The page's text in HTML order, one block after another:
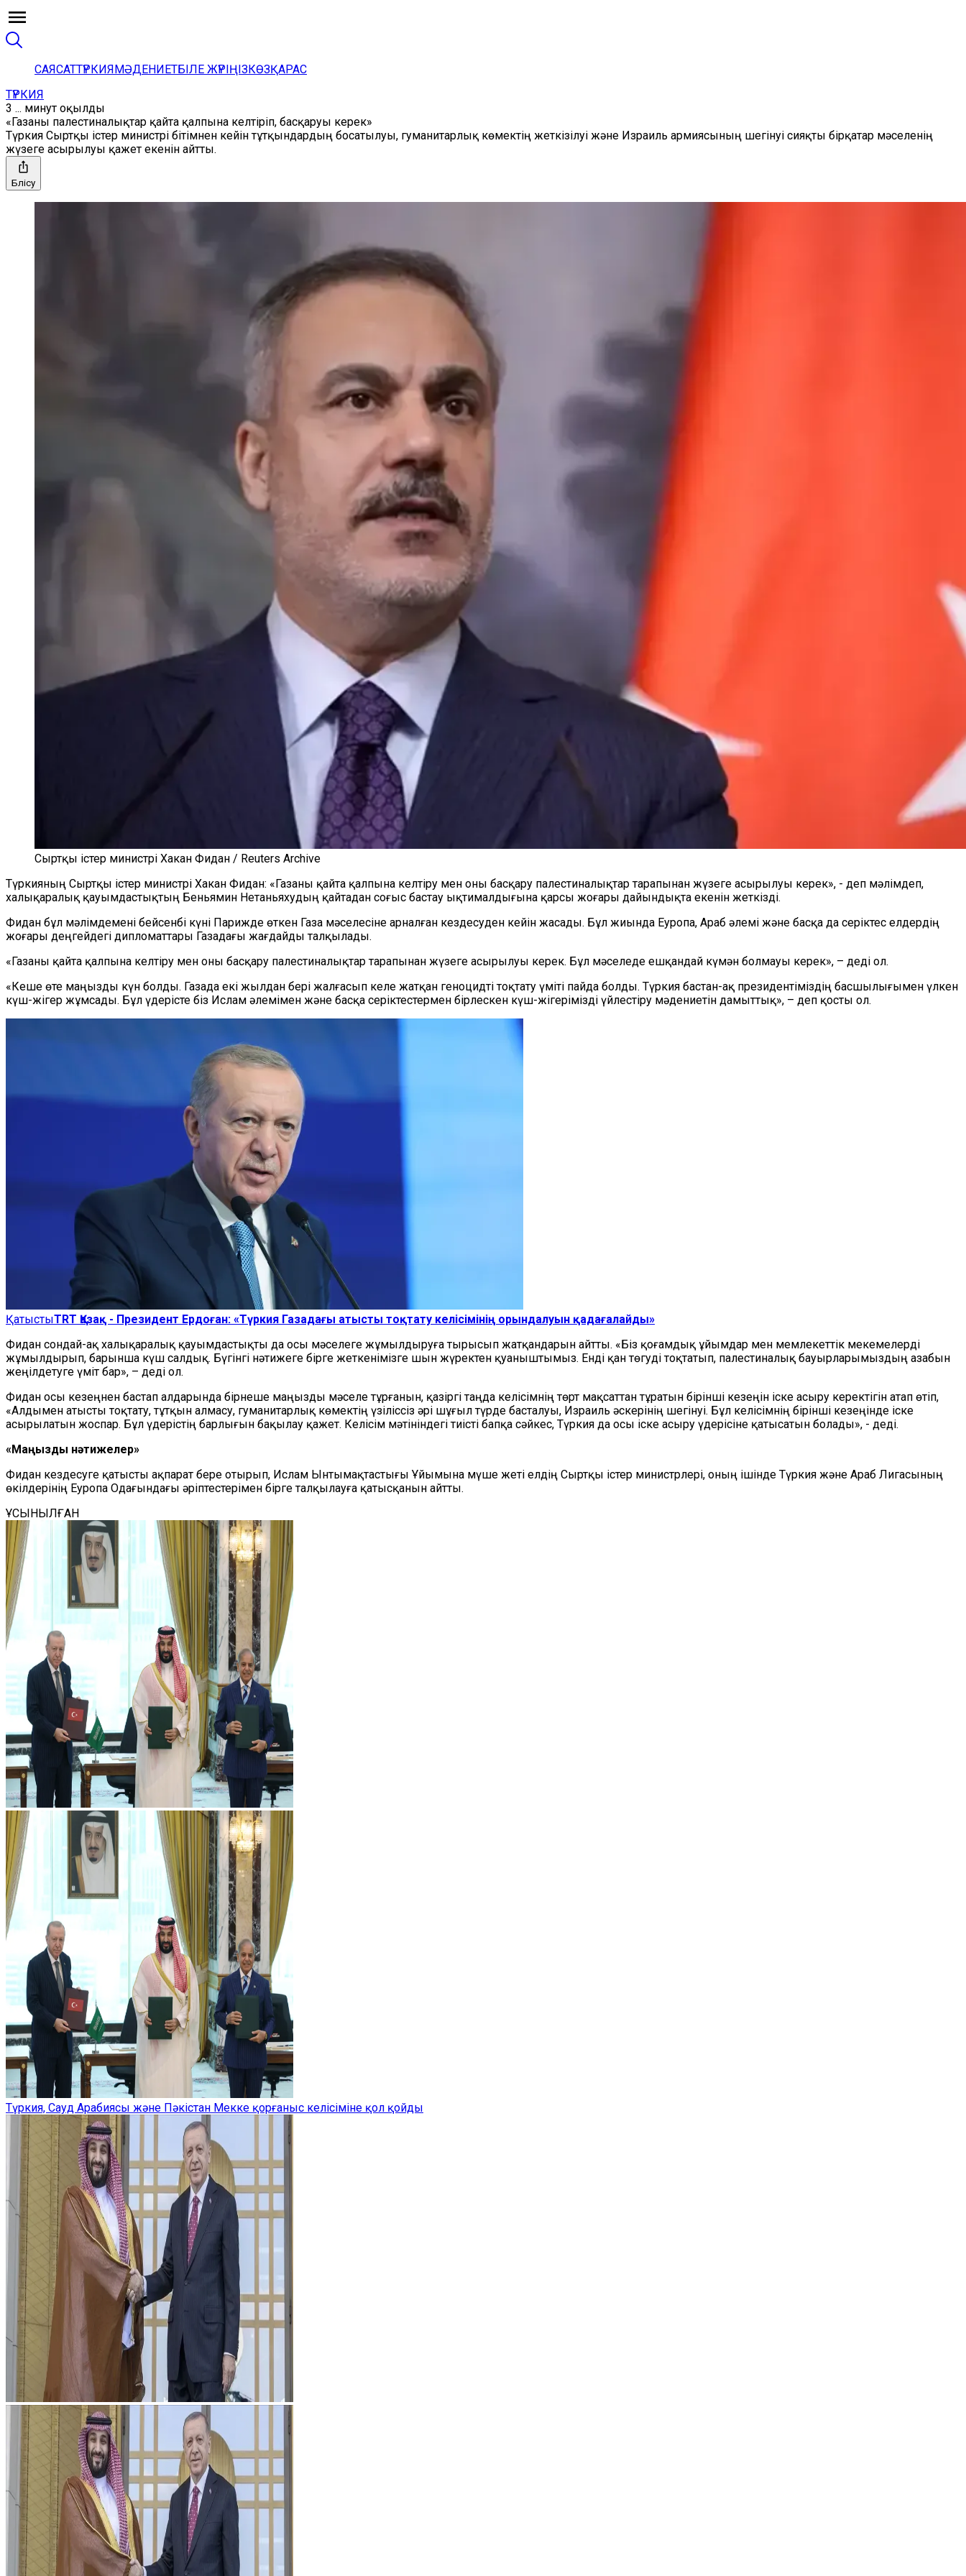
САЯСАТТҮРКИЯМӘДЕНИЕТБІЛЕ ЖҮРІҢІЗКӨЗҚАРАС
ТҮРКИЯ
3 ... минут оқылды
«Газаны палестиналықтар қайта қалпына келтіріп, басқаруы керек»
Түркия Сыртқы істер министрі бітімнен кейін тұтқындардың босатылуы, гуманитарлық көмектің жеткізілуі және Израиль армиясының шегінуі сияқты бірқатар мәселенің
жүзеге асырылуы қажет екенін айтты.
Бөлісу
Сыртқы істер министрі Хакан Фидан / Reuters Archive
Түркияның Сыртқы істер министрі Хакан Фидан: «Газаны қайта қалпына келтіру мен оны басқару палестиналықтар тарапынан жүзеге асырылуы керек», - деп мәлімдеп,
халықаралық қауымдастықтың Беньямин Нетаньяхудың қайтадан соғыс бастау ықтималдығына қарсы жоғары дайындықта екенін жеткізді.
Фидан бұл мәлімдемені бейсенбі күні Парижде өткен Газа мәселесіне арналған кездесуден кейін жасады. Бұл жиында Еуропа, Араб әлемі және басқа да серіктес елдердің
жоғары деңгейдегі дипломаттары Газадағы жағдайды талқылады.
«Газаны қайта қалпына келтіру мен оны басқару палестиналықтар тарапынан жүзеге асырылуы керек. Бұл мәселеде ешқандай күмән болмауы керек», – деді ол.
«Кеше өте маңызды күн болды. Газада екі жылдан бері жалғасып келе жатқан геноцидті тоқтату үміті пайда болды. Түркия бастан-ақ президентіміздің басшылығымен үлкен
күш-жігер жұмсады. Бұл үдерісте біз Ислам әлемімен және басқа серіктестермен бірлескен күш-жігерімізді үйлестіру мәдениетін дамыттық», – деп қосты ол.
ҚатыстыTRT Қазақ - Президент Ердоған: «Түркия Газадағы атысты тоқтату келісімінің орындалуын қадағалайды»
Фидан сондай-ақ халықаралық қауымдастықты да осы мәселеге жұмылдыруға тырысып жатқандарын айтты. «Біз қоғамдық ұйымдар мен мемлекеттік мекемелерді
жұмылдырып, барынша күш салдық. Бүгінгі нәтижеге бірге жеткенімізге шын жүректен қуаныштымыз. Енді қан төгуді тоқтатып, палестиналық бауырларымыздың азабын
жеңілдетуге үміт бар», – деді ол.
Фидан осы кезеңнен бастап алдарында бірнеше маңызды мәселе тұрғанын, қазіргі таңда келісімнің төрт мақсаттан тұратын бірінші кезеңін іске асыру керектігін атап өтіп,
«Алдымен атысты тоқтату, тұтқын алмасу, гуманитарлық көмектің үзіліссіз әрі шұғыл түрде басталуы, Израиль әскерінің шегінуі. Бұл келісімнің бірінші кезеңінде іске
асырылатын жоспар. Бұл үдерістің барлығын бақылау қажет. Келісім мәтініндегі тиісті бапқа сәйкес, Түркия да осы іске асыру үдерісіне қатысатын болады», - деді.
«Маңызды нәтижелер»
Фидан кездесуге қатысты ақпарат бере отырып, Ислам Ынтымақтастығы Ұйымына мүше жеті елдің Сыртқы істер министрлері, оның ішінде Түркия және Араб Лигасының
өкілдерінің Еуропа Одағындағы әріптестерімен бірге талқылауға қатысқанын айтты.
ҰСЫНЫЛҒАН
Түркия, Сауд Арабиясы және Пәкістан Мекке қорғаныс келісіміне қол қойды